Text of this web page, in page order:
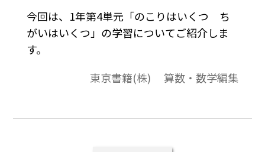
今回は、1年第4単元「のこりはいくつ ち
がいはいくつ」の学習についてご紹介しま
す。
東京書籍(株) 算数・数学編集